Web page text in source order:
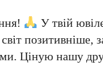
У твій
позитивніше,
Ціную нашу